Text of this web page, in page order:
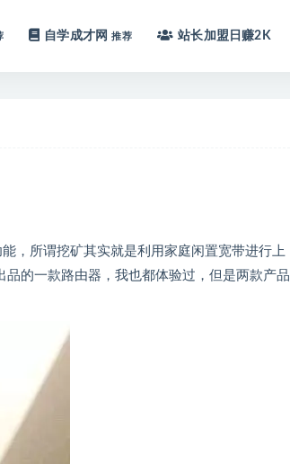
自学成才网 推荐 站长加盟 日赚2K
，所谓挖矿其实就是利用家庭闲置宽带进行上
的一款路由器，我也都体验过，但是两款产品